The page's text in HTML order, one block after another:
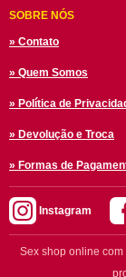
SOBRE NÓS
» Contato
» Quem Somos
» Política de
» Devolução e Troca
» Formas de
Instagram
Sex shop online